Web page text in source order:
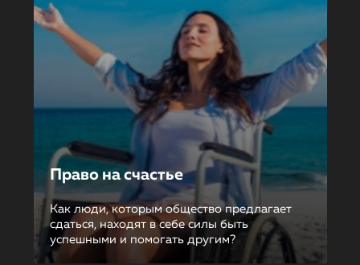
Право на счастье
Как люди, которым общество предлагает
сдаться, находят в себе силы быть
успешными и помогать другим?